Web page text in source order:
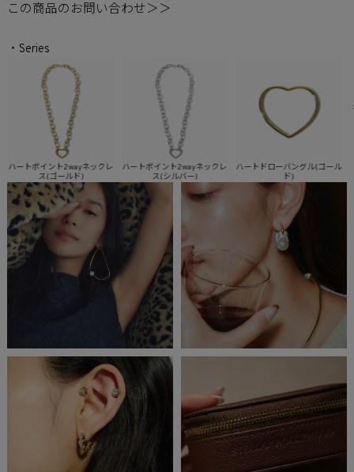
この商品のお問い合わせ＞＞
・Series
ポイント2wayネックレ
ス(ゴールド)
ハートポイント2wayネックレ
ス(シルバー)
ハートドローバングル(ゴール
ハート